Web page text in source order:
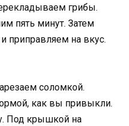
грибы.
пять минут. Затем
приправляем на вкус.
соломкой.
как вы привыкли.
Под крышкой на